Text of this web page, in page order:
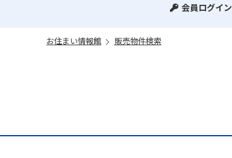
会員ログイン
お住まい情報館 販売物件検索